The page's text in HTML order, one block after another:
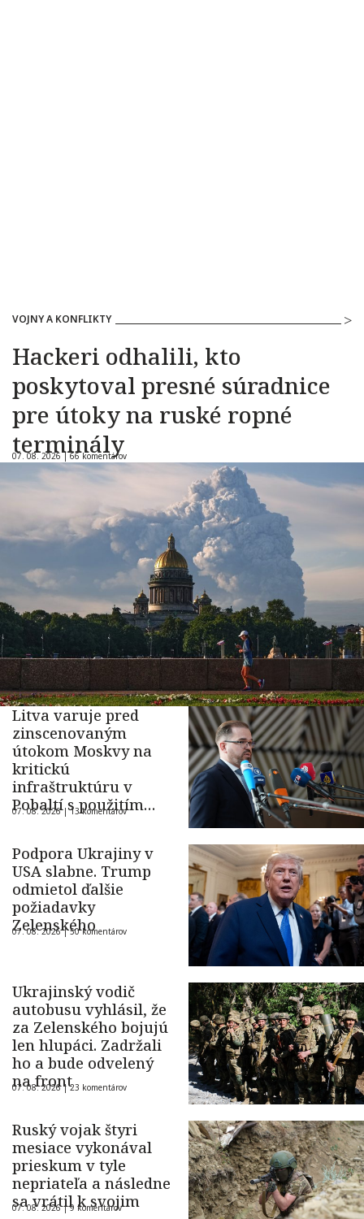
VOJNY A KONFLIKTY
Hackeri odhalili, kto
poskytoval presné súradnice
pre útoky na ruské ropné
terminály
07. 08. 2026 |66 komentárov
Litva varuje pred
zinscenovaným
útokom Moskvy na
kritickú
infraštruktúru v
Pobaltí s použitím
ukrajinského dronu
07. 08. 2026 |13 komentárov
Podpora Ukrajiny v
USA slabne. Trump
odmietol ďalšie
požiadavky
Zelenského
07. 08. 2026 |50 komentárov
Ukrajinský vodič
autobusu vyhlásil, že
za Zelenského bojujú
len hlupáci. Zadržali
ho a bude odvelený
na front
07. 08. 2026 |23 komentárov
Ruský vojak štyri
mesiace vykonával
prieskum v tyle
nepriateľa a následne
sa vrátil k svojim
07. 08. 2026 |9 komentárov